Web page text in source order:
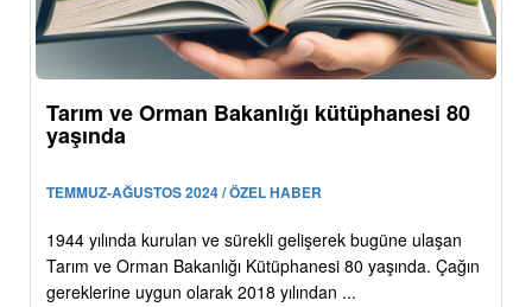
Tarım ve Orman Bakanlığı kütüphanesi 80
yaşında
TEMMUZ-AĞUSTOS 2024 / ÖZEL HABER
1944 yılında kurulan ve sürekli gelişerek bugüne ulaşan
Tarım ve Orman Bakanlığı Kütüphanesi 80 yaşında. Çağın
gereklerine uygun olarak 2018 yılından ...